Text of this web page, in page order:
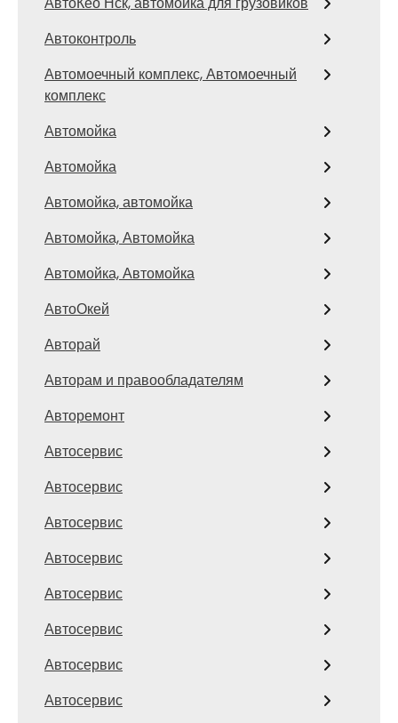
Автоконтроль
Автомоечный комплекс, Автомоечный
комплекс
Автомойка
Автомойка
Автомойка, автомойка
Автомойка, Автомойка
Автомойка, Автомойка
АвтоОкей
Авторай
Авторам и правообладателям
Авторемонт
Автосервис
Автосервис
Автосервис
Автосервис
Автосервис
Автосервис
Автосервис
Автосервис